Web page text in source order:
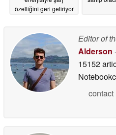
özelliğini geri getiriyor
Editor of
Alderson
15152